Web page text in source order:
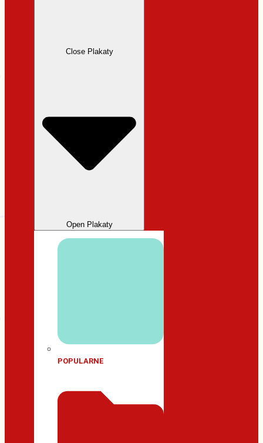
Close Plakaty
Open Plakaty
POPULARNE